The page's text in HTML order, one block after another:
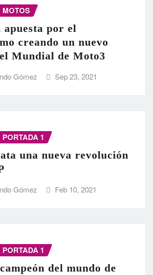
MOTOS
por el
creando un nuevo
Mundial de Moto3
Gómez Sep 23, 2021
PORTADA 1
una nueva revolución
Gómez Feb 10, 2021
PORTADA 1
del mundo de